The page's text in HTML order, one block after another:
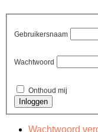
Gebruikersnaam
Wachtwoord
Onthoud mij
Wachtwoord